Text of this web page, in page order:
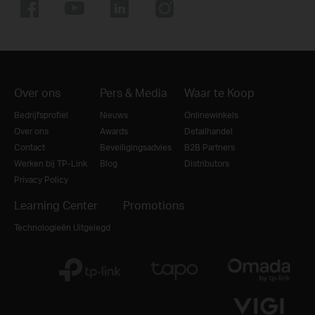
Over ons
Bedrijfsprofiel
Over ons
Contact
Werken bij TP-Link
Privacy Policy
Pers & Media
Nieuws
Awards
Beveiligingsadvies
Blog
Waar te Koop
Onlinewinkels
Detailhandel
B2B Partners
Distributors
Learning Center
Technologieën Uitgelegd
Promotions